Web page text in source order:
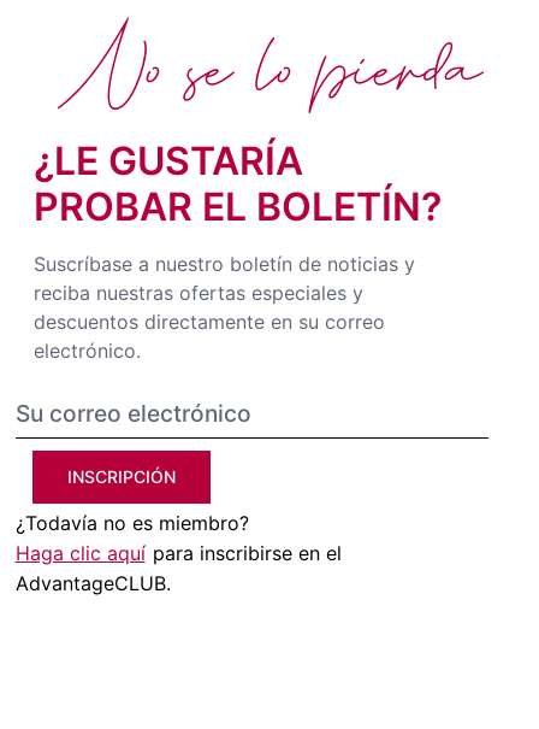
¿LE GUSTARÍA
PROBAR EL BOLETÍN?
Suscríbase a nuestro boletín de noticias y
reciba nuestras ofertas especiales y
descuentos directamente en su correo
electrónico.
INSCRIPCIÓN
¿Todavía no es miembro?
Haga clic aquí para inscribirse en el
AdvantageCLUB.
No se lo pierda